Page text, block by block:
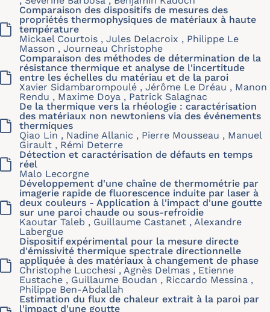
Comparaison des dispositifs de mesures des
propriétés thermophysiques de matériaux à haute
température
Mickael Courtois , Jules Delacroix , Philippe Le
Masson , Journeau Christophe
Comparaison des méthodes de détermination de la
résistance thermique et analyse de l'incertitude
entre les échelles du matériau et de la paroi
Xavier Sidambarompoulé , Jérôme Le Dréau , Manon
Rendu , Maxime Doya , Patrick Salagnac
De la thermique vers la rhéologie : caractérisation
des matériaux non newtoniens via des événements
thermiques
Qiao Lin , Nadine Allanic , Pierre Mousseau , Manuel
Girault , Rémi Deterre
Détection et caractérisation de défauts en temps
réel
Malo Lecorgne
Développement d'une chaîne de thermométrie par
imagerie rapide de fluorescence induite par laser à
deux couleurs - Application à l'impact d'une goutte
sur une paroi chaude ou sous-refroidie
Kaoutar Taleb , Guillaume Castanet , Alexandre
Labergue
Dispositif expérimental pour la mesure directe
d'émissivité thermique spectrale directionnelle
appliquée à des matériaux à changement de phase
Christophe Lucchesi , Agnès Delmas , Etienne
Eustache , Guillaume Boudan , Riccardo Messina ,
Philippe Ben-Abdallah
Estimation du flux de chaleur extrait à la paroi par
l'impact d'une goutte